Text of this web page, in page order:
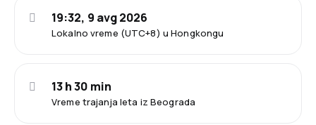
Lokalno vreme (UTC+8) u Hongkongu
19:32, 9 avg 2026
Vreme trajanja leta iz Beograda
13 h 30 min